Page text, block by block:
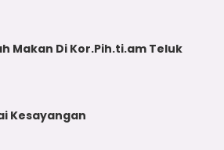
Makan Di Kor.Pih.ti.am Teluk
Kesayangan